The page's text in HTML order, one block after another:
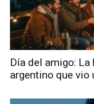
Día del amigo:
argentino que vio